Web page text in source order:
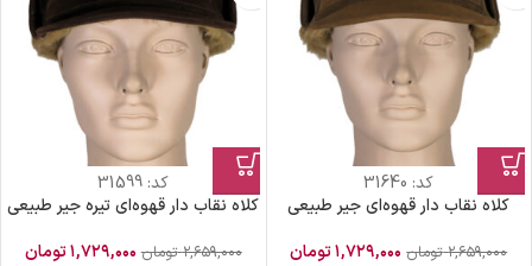
کد: 31640
کلاه نقاب دار قهوه‌ای جیر طبیعی
۲,۶۵۹,۰۰۰ تومان ۱,۷۲۹,۰۰۰تومان
کد: 31599
کلاه نقاب دار قهوه‌ای تیره جیر طبیعی
۲,۶۵۹,۰۰۰ تومان ۱,۷۲۹,۰۰۰تومان